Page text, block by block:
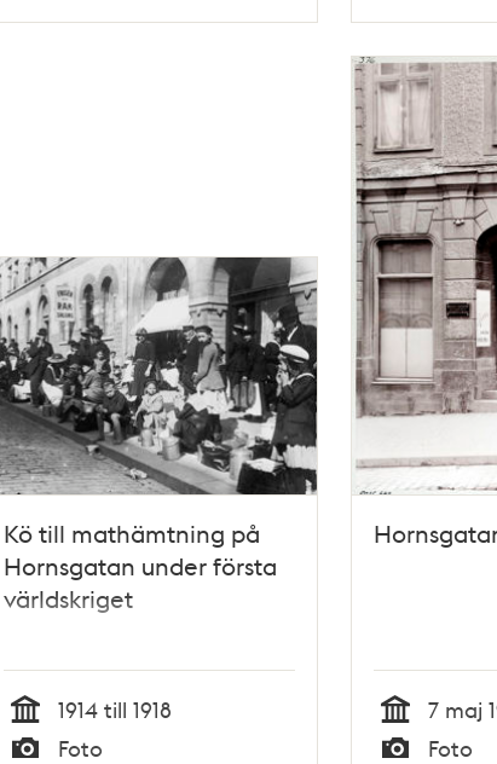
Typ Typ
Kö till mathämtning på
Hornsgatan under första
världskriget
Tid
1914 till 1918
Foto Tid
7 maj
Foto